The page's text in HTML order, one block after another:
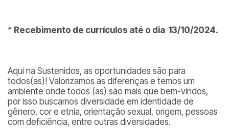
* Recebimento de currículos até o dia 13/10/2024.
Aqui na Sustenidos, as oportunidades são para
todos(as)! Valorizamos as diferenças e temos um
ambiente onde todos (as) são mais que bem-vindos,
por isso buscamos diversidade em identidade de
gênero, cor e etnia, orientação sexual, origem, pessoas
com deficiência, entre outras diversidades.